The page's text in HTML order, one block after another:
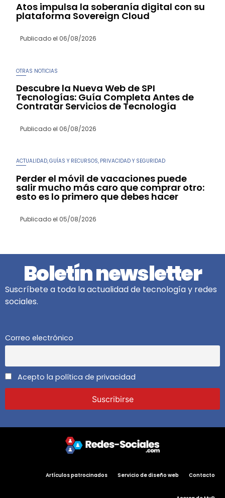
Atos impulsa la soberanía digital con su
plataforma Sovereign Cloud
Publicado el 06/08/2026
OTRAS NOTICIAS
Descubre la Nueva Web de SPI
Tecnologías: Guía Completa Antes de
Contratar Servicios de Tecnología
Publicado el 06/08/2026
ACTUALIDAD,GUÍAS Y RECURSOS, PRIVACIDAD Y SEGURIDAD
Perder el móvil de vacaciones puede
salir mucho más caro que comprar otro:
esto es lo primero que debes hacer
Publicado el 05/08/2026
Boletín newsletter
Suscríbete a toda la actualidad de tecnología y redes
sociales.
Correo electrónico
Acepto la política de privacidad
Artículos patrocinados Servicio de diseño web Contacto